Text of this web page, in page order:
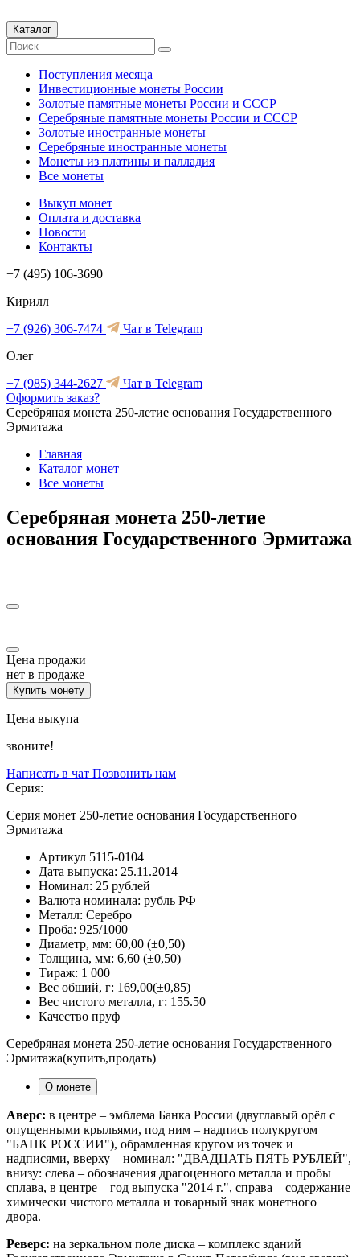
Каталог
Поступления месяца
Инвестиционные монеты России
Золотые памятные монеты России и СССР
Серебряные памятные монеты России и СССР
Золотые иностранные монеты
Серебряные иностранные монеты
Монеты из платины и палладия
Все монеты
Выкуп монет
Оплата и доставка
Новости
Контакты
+7 (495) 106-3690
Кирилл
+7 (926) 306-7474
Чат в Telegram
Олег
+7 (985) 344-2627
Чат в Telegram
Оформить заказ?
Серебряная монета 250-летие основания Государственного
Эрмитажа
Главная
Каталог монет
Все монеты
Серебряная монета 250-летие
основания Государственного Эрмитажа
Цена продажи
нет в продаже
Купить монету
Цена выкупа
звоните!
Написать в чат Позвонить нам
Серия:
Серия монет 250-летие основания Государственного
Эрмитажа
Артикул 5115-0104
Дата выпуска: 25.11.2014
Номинал: 25 рублей
Валюта номинала: рубль РФ
Металл: Серебро
Проба: 925/1000
Диаметр, мм: 60,00 (±0,50)
Толщина, мм: 6,60 (±0,50)
Тираж: 1 000
Вес общий, г: 169,00(±0,85)
Вес чистого металла, г: 155.50
Качество пруф
Серебряная монета 250-летие основания Государственного
Эрмитажа(купить,продать)
О монете
Аверс: в центре – эмблема Банка России (двуглавый орёл с
опущенными крыльями, под ним – надпись полукругом
"БАНК РОССИИ"), обрамленная кругом из точек и
надписями, вверху – номинал: "ДВАДЦАТЬ ПЯТЬ РУБЛЕЙ",
внизу: слева – обозначения драгоценного металла и пробы
сплава, в центре – год выпуска "2014 г.", справа – содержание
химически чистого металла и товарный знак монетного
двора.
Реверс: на зеркальном поле диска – комплекс зданий